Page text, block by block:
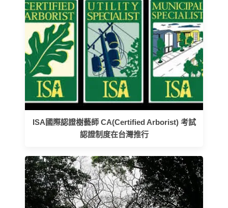
ISA國際認證樹藝師 CA(Certified Arborist) 考試
認證制度在台灣推行